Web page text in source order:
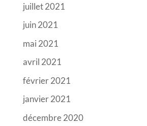
juillet 2021
juin 2021
mai 2021
avril 2021
février 2021
janvier 2021
décembre 2020